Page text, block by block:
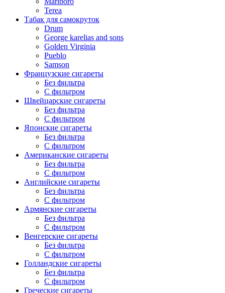
Terea
Табак для самокруток
Drum
George karelias and sons
Golden Virginia
Pueblo
Samson
Французские сигареты
Без фильтра
С фильтром
Швейцарские сигареты
Без фильтра
С фильтром
Японские сигареты
Без фильтра
С фильтром
Американские сигареты
Без фильтра
С фильтром
Английские сигареты
Без фильтра
С фильтром
Армянские сигареты
Без фильтра
С фильтром
Венгерские сигареты
Без фильтра
С фильтром
Голландские сигареты
Без фильтра
С фильтром
Греческие сигареты